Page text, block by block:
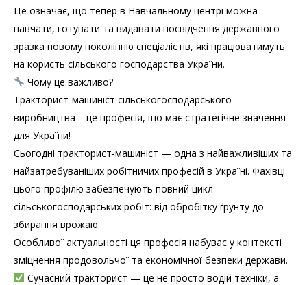
Це означає, що тепер в Навчальному центрі можна
навчати, готувати та видавати посвідчення державного
зразка новому поколінню спеціалістів, які працюватимуть
на користь сільського господарства України.
Чому це важливо?
Тракторист-машиніст сільськогосподарського
виробництва – це професія, що має стратегічне значення
для України!
Сьогодні тракторист-машиніст — одна з найважливіших та
найзатребуваніших робітничих професій в Україні. Фахівці
цього профілю забезпечують повний цикл
сільськогосподарських робіт: від обробітку ґрунту до
збирання врожаю.
Особливої актуальності ця професія набуває у контексті
зміцнення продовольчої та економічної безпеки держави.
Сучасний тракторист — це не просто водій техніки, а